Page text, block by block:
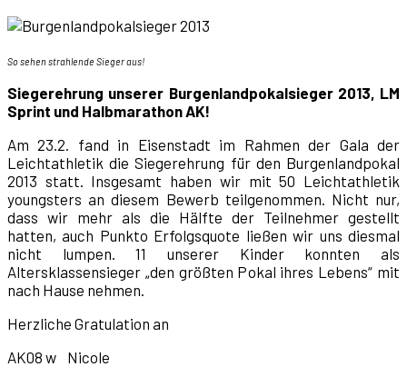
So sehen strahlende Sieger aus!
Siegerehrung unserer Burgenlandpokalsieger 2013, LM
Sprint und Halbmarathon AK!
Am 23.2. fand in Eisenstadt im Rahmen der Gala der
Leichtathletik die Siegerehrung für den Burgenlandpokal
2013 statt. Insgesamt haben wir mit 50 Leichtathletik
youngsters an diesem Bewerb teilgenommen. Nicht nur,
dass wir mehr als die Hälfte der Teilnehmer gestellt
hatten, auch Punkto Erfolgsquote ließen wir uns diesmal
nicht lumpen. 11 unserer Kinder konnten als
Altersklassensieger „den größten Pokal ihres Lebens“ mit
nach Hause nehmen.
Herzliche Gratulation an
AK08 w Nicole